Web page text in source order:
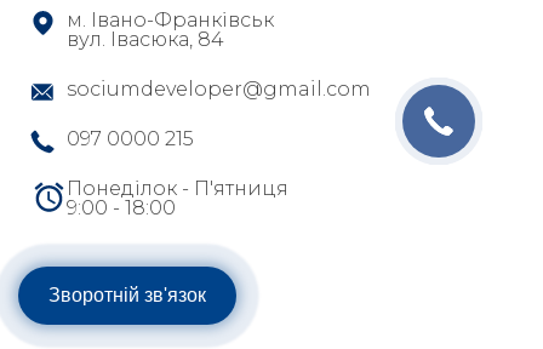
м. Івано-Франківськ
вул. Івасюка, 84
sociumdeveloper@gmail.com
097 0000 215
Понеділок - П'ятниця
9:00 - 18:00
Зворотній зв'язок